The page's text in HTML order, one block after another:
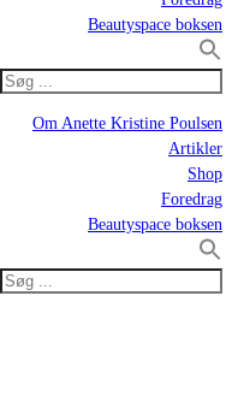
Beautyspace boksen
Om Anette Kristine Poulsen
Artikler
Shop
Foredrag
Beautyspace boksen